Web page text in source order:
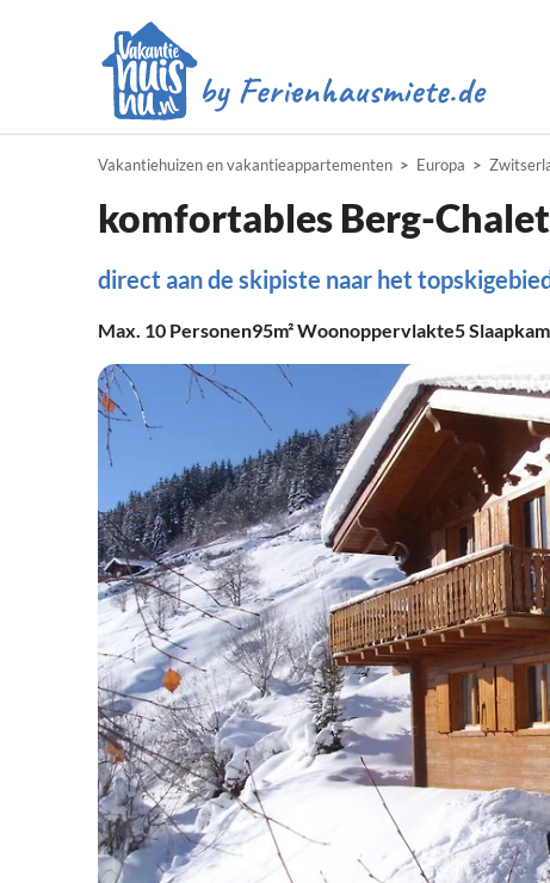
Vakantiehuizen en vakantieappartementen Europa
komfortables Berg-Chalet
direct aan de skipiste naar het
Max. 10 Personen95m²Woonoppervlakte5